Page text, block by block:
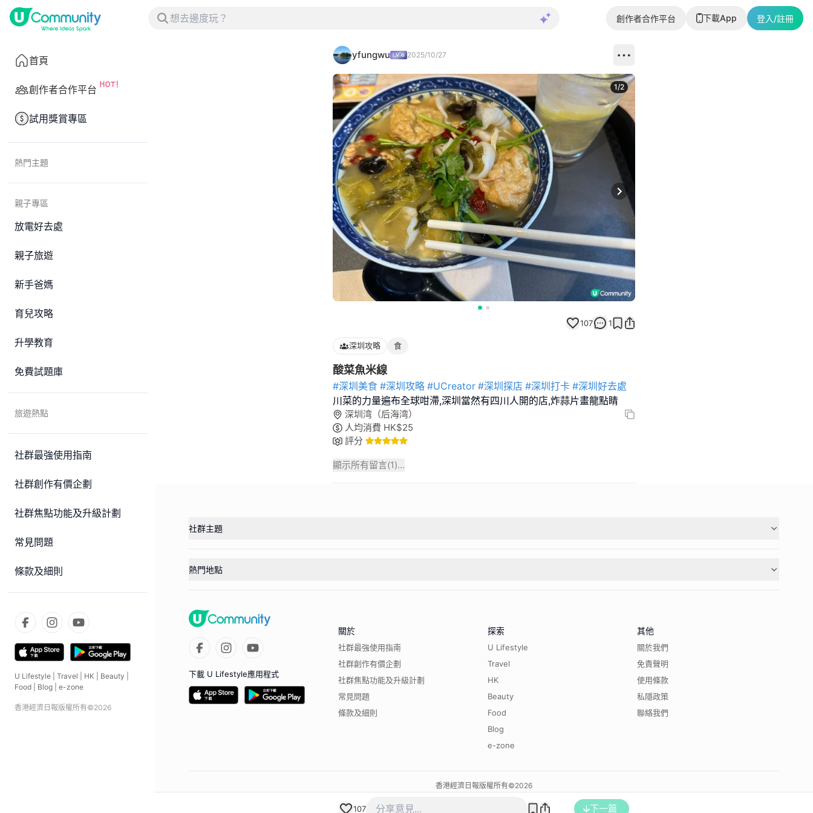
創作者合作平台 下載App 登入/註冊
首頁
創作者合作平台
試用獎賞專區
熱門主題
親子專區
放電好去處
親子旅遊
新手爸媽
育兒攻略
升學教育
免費試題庫
旅遊熱點
社群最強使用指南
社群創作有價企劃
社群焦點功能及升級計劃
常見問題
條款及細則
U Lifestyle Travel HK Beauty
Food
Blog e-zone
香港經濟日報版權所有©2026
yfungwu 2025/10/27
Next slide
1/2
107 1
深圳攻略 食
酸菜魚米線
#深圳美食 #深圳攻略 #UCreator #深圳探店 #深圳打卡 #深圳好去處
川菜的力量遍布全球咁滯,深圳當然有四川人開的店,炸蒜片畫龍點睛
深圳湾（后海湾）
人均消費 HK$25
評分
顯示所有留言(1)...
107 下一篇
社群主題
熱門地點
下載 U Lifestyle應用程式
關於
社群最強使用指南
社群創作有價企劃
社群焦點功能及升級計劃
常見問題
條款及細則
探索
U Lifestyle
Travel
HK
Beauty
Food
Blog
e-zone
其他
關於我們
免責聲明
使用條款
私隱政策
聯絡我們
香港經濟日報版權所有©2026